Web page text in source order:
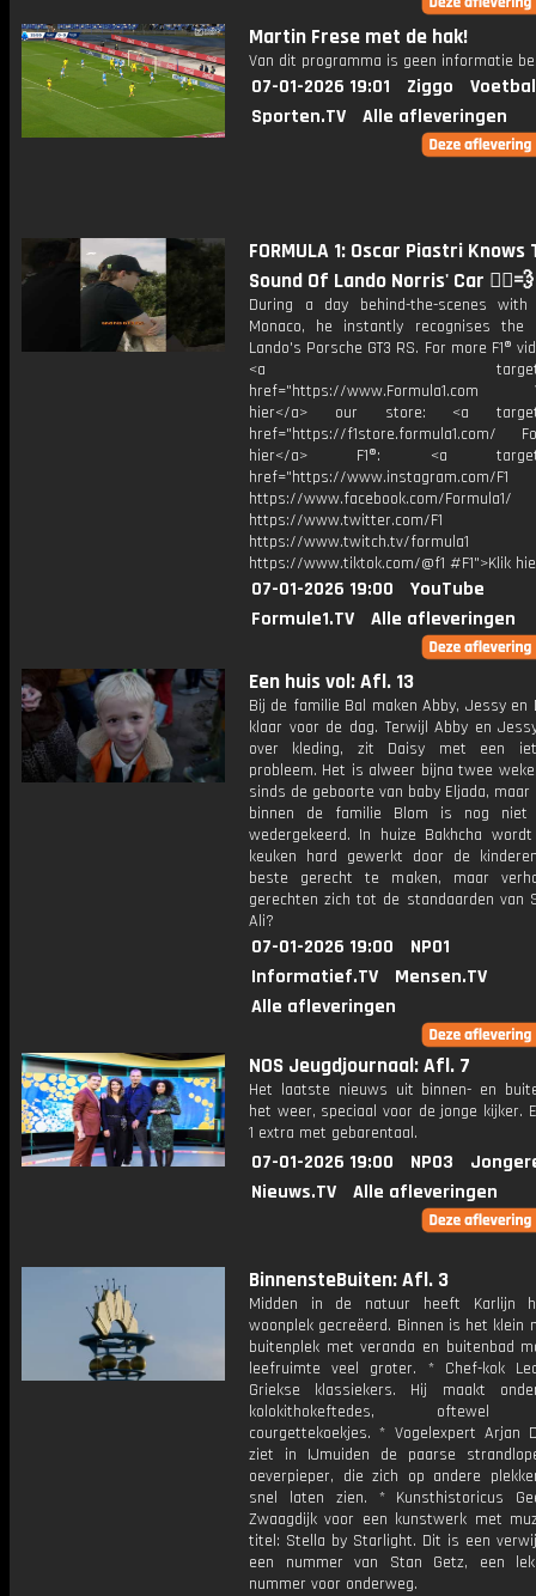
Martin Frese met de hak!
Van dit programma is geen informatie
07-01-2026 19:01 Ziggo
Sporten.TV
Alle afleveringen
FORMULA 1: Oscar Piastri Knows
Sound Of Lando Norris' Car 🧏‍♂️💨
During a day behind-the-scenes
Monaco, he instantly recognises the
Lando's Porsche GT3 RS. For more F1®
<a
href="https://www.Formula1.com
hier</a> our store: <a
href="https://f1store.formula1.com/
hier</a> F1®: <a
href="https://www.instagram.com/F1
https://www.facebook.com/Formula1/
https://www.twitter.com/F1
https://www.twitch.tv/formula1
https://www.tiktok.com/@f1 #F1">Klik
07-01-2026 19:00
YouTube
Formule1.TV
Alle afleveringen
Een huis vol: Afl. 13
Bij de familie Bal maken Abby, Jessy en
klaar voor de dag. Terwijl Abby en
over kleding, zit Daisy met een
probleem. Het is alweer bijna twee
sinds de geboorte van baby Eljada, maar
binnen de familie Blom is nog niet
wedergekeerd. In huize Bakhcha
keuken hard gewerkt door de
beste gerecht te maken, maar
gerechten zich tot de standaarden van
Ali?
07-01-2026 19:00
NPO1
Informatief.TV
Mensen.TV
Alle afleveringen
NOS Jeugdjournaal: Afl. 7
Het laatste nieuws uit binnen- en
het weer, speciaal voor de jonge kijker.
1 extra met gebarentaal.
07-01-2026 19:00 NPO3
Nieuws.TV
Alle afleveringen
BinnensteBuiten: Afl. 3
Midden in de natuur heeft Karlijn
woonplek gecreëerd. Binnen is het klein
buitenplek met veranda en buitenbad
leefruimte veel groter. * Chef-kok
Griekse klassiekers. Hij maakt
kolokithokeftedes, oftewel
courgettekoekjes. * Vogelexpert Arjan
ziet in IJmuiden de paarse
oeverpieper, die zich op andere
snel laten zien. * Kunsthistoricus
Zwaagdijk voor een kunstwerk met
titel: Stella by Starlight. Dit is een
een nummer van Stan Getz, een
nummer voor onderweg.